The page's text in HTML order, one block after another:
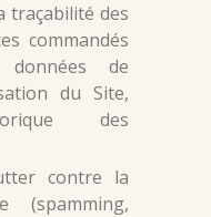
traçabilité des
commandés
de
du Site,
des
contre la
(spamming,